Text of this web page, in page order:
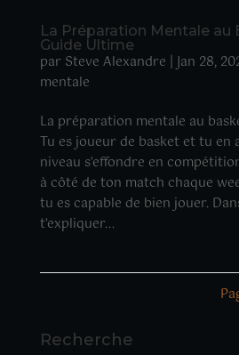
La Préparation Mentale au
Guide Ultime
par Steve Alexandre | Jan 28,
mentale
La préparation mentale au
Tu es joueur de basket et tu en
niveau s’effondre en
à côté de ton match chaque
tu es capable de bien jouer.
t’expliquer...
Recherche